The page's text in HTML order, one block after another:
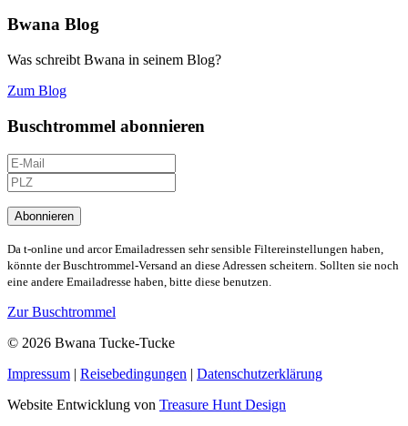
Bwana Blog
Was schreibt Bwana in seinem Blog?
Zum Blog
Buschtrommel abonnieren
Abonnieren
Da t-online und arcor Emailadressen sehr sensible Filtereinstellungen haben,
könnte der Buschtrommel-Versand an diese Adressen scheitern. Sollten sie noch
eine andere Emailadresse haben, bitte diese benutzen.
Zur Buschtrommel
© 2026 Bwana Tucke-Tucke
Impressum | Reisebedingungen | Datenschutzerklärung
Website Entwicklung von Treasure Hunt Design